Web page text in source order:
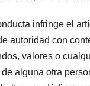
infringe el
autoridad con
valores o
alguna otra